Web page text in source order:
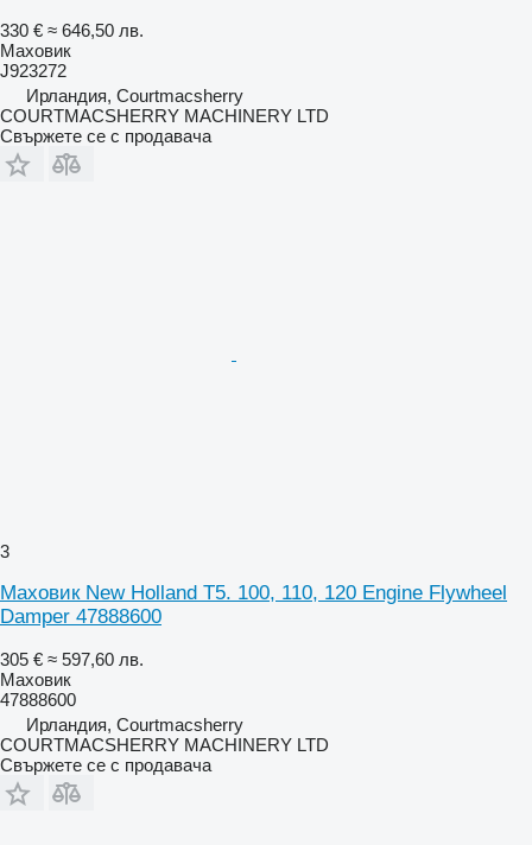
330 € ≈ 646,50 лв.
Маховик
J923272
Ирландия, Courtmacsherry
COURTMACSHERRY MACHINERY LTD
Свържете се с продавача
3
Маховик New Holland T5. 100, 110, 120 Engine Flywheel
Damper 47888600
305 € ≈ 597,60 лв.
Маховик
47888600
Ирландия, Courtmacsherry
COURTMACSHERRY MACHINERY LTD
Свържете се с продавача